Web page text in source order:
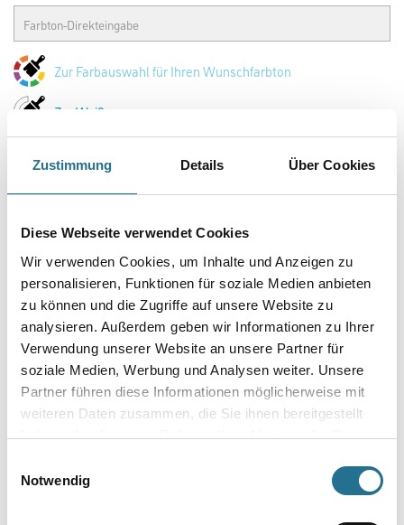
Zustimmung Details Über Cookies
Diese Webseite verwendet Cookies
Wir verwenden Cookies, um Inhalte und Anzeigen zu
personalisieren, Funktionen für soziale Medien anbieten
zu können und die Zugriffe auf unsere Website zu
analysieren. Außerdem geben wir Informationen zu Ihrer
Verwendung unserer Website an unsere Partner für
soziale Medien, Werbung und Analysen weiter. Unsere
Partner führen diese Informationen möglicherweise mit
weiteren Daten zusammen, die Sie ihnen bereitgestellt
haben oder die sie im Rahmen Ihrer Nutzung der Dienste
Notwendig
Für hochdeckende Wand- und Decken­anstriche auf allen üblichen
Innenflächen. Hervorragend geeignet für Neu- und
Renovie­rungsanstriche. Nassabriebklasse 3 und Deckkraftklasse 2.
Lösemittelfrei, weichmacherfrei, geruchsarm, umweltschonend
und wasserverdünnbar.
Farbtonbezeichnung
Gebinde
Umrechnungsfaktoren
Zur Farbauswahl für Ihren Wunschfarbton